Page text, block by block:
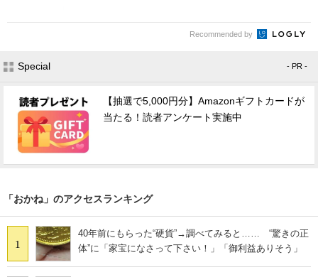
Recommended by
Special - PR -
【抽選で5,000円分】Amazonギフトカードが
当たる！読者アンケート実施中
「おかね」のアクセスランキング
1
40年前にもらった“硬貨”→調べてみると…… “驚きの正
体”に「家宝になさって下さい！」「御利益ありそう」